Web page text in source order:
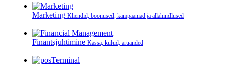
Marketing Kliendid, boonused, kampaaniad ja allahindlused
Finantsjuhtimine Kassa, kulud, aruanded